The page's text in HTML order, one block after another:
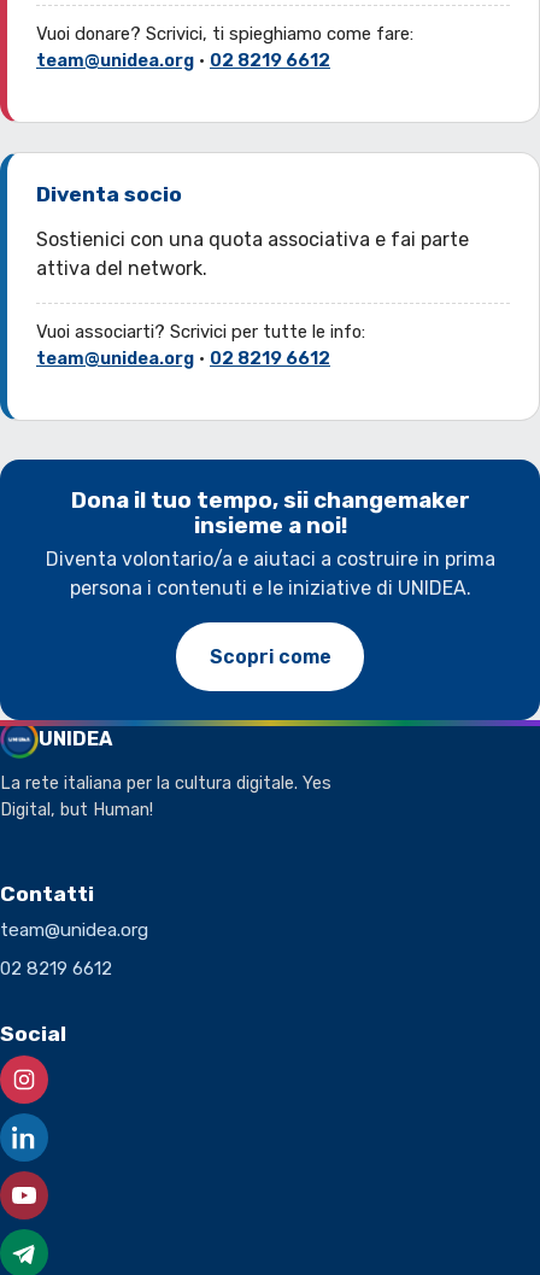
Vuoi donare? Scrivici, ti spieghiamo come fare:
team@unidea.org · 02 8219 6612
Diventa socio
Sostienici con una quota associativa e fai parte
attiva del network.
Vuoi associarti? Scrivici per tutte le info:
team@unidea.org · 02 8219 6612
Dona il tuo tempo, sii changemaker
insieme a noi!
Diventa volontario/a e aiutaci a costruire in prima
persona i contenuti e le iniziative di UNIDEA.
Scopri come
UNIDEA
La rete italiana per la cultura digitale. Yes
Digital, but Human!
Contatti
team@unidea.org
02 8219 6612
Social